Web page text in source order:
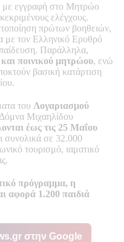
με εγγραφή στο Μητρώο
ελέγχους.
πρώτων βοηθειών,
με τον Ελληνικό Ερυθρό
Παράλληλα,
και ποινικού μητρώου, ενώ
βασική κατάρτιση
του Λογαριασμού
Μιχαηλίδου
έως τις 25 Μαΐου
συνολικά σε 32.000
τουρισμό, ιαματικό
πρόγραμμα, η
αφορά 1.200 παιδιά
στην Google